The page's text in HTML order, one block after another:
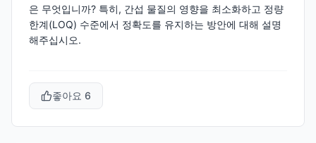
은 무엇입니까? 특히, 간섭 물질의 영향을 최소화하고 정량
한계(LOQ) 수준에서 정확도를 유지하는 방안에 대해 설명
해주십시오.
좋아요 6